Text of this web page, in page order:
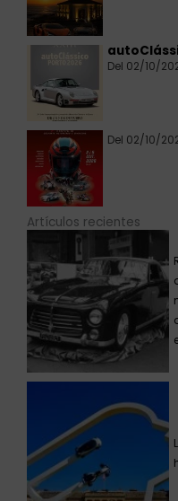
Del 02/10/
Del 02/10/
Artículos recientes